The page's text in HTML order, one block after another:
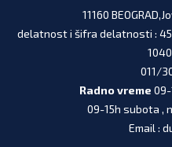
11160
delatnost i šifra delatnosti :
011/
Radno vreme
09-15h subota ,
Email :